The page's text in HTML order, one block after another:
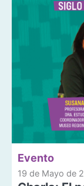
Evento
19 de Mayo de